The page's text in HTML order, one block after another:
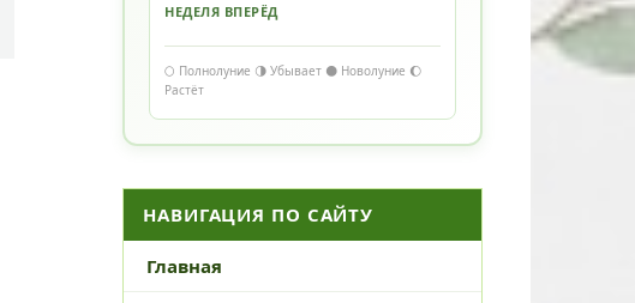
НЕДЕЛЯ ВПЕРЁД
🌕 Полнолуние 🌗 Убывает 🌑 Новолуние 🌔
Растёт
НАВИГАЦИЯ ПО САЙТУ
Главная